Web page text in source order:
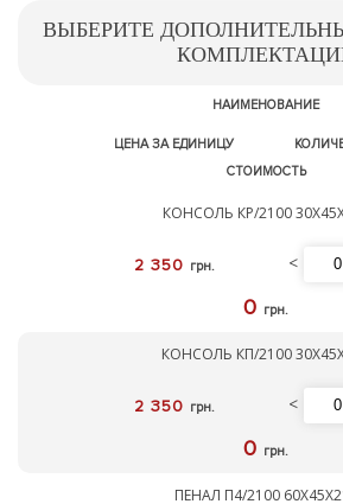
ВЫБЕРИТЕ
НАИМЕНОВАНИЕ
ЦЕНА ЗА ЕДИНИЦУ
СТОИМОСТЬ
КОНСОЛЬ КР/2100
2 350 грн. <
0 грн.
КОНСОЛЬ КП/2100
2 350 грн. <
0 грн.
ПЕНАЛ П4/2100